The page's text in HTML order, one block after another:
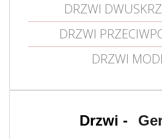
DRZWI
DRZWI
DRZWI